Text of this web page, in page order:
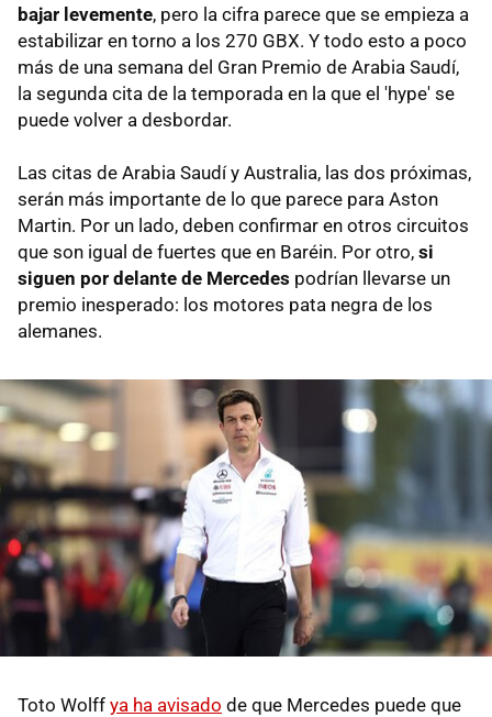
bajar levemente, pero la cifra parece que se empieza a
estabilizar en torno a los 270 GBX. Y todo esto a poco
más de una semana del Gran Premio de Arabia Saudí,
la segunda cita de la temporada en la que el 'hype' se
puede volver a desbordar.
Las citas de Arabia Saudí y Australia, las dos próximas,
serán más importante de lo que parece para Aston
Martin. Por un lado, deben confirmar en otros circuitos
que son igual de fuertes que en Baréin. Por otro, si
siguen por delante de Mercedes podrían llevarse un
premio inesperado: los motores pata negra de los
alemanes.
Toto Wolff ya ha avisado de que Mercedes puede que